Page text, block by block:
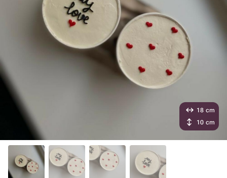
18 cm
10 cm